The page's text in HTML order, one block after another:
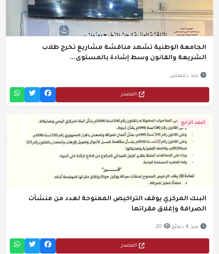
الجامعة الوطنية تشهد مناقشة مشاريع تخرج طلاب
الشريعة والقانون وسط إشادة بالمستوى...
منذ دقيقتين
المصدر
البعد الرابع
البنك المركزي يوقف التراخيص الممنوحة لعدد من منشآت
الصرافة وإغلاق مقراتها
منذ 4 دقائق 20
المصدر